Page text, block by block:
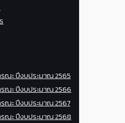
ณะ ปีงบประมาณ 2565
ณะ ปีงบประมาณ 2566
ณะ ปีงบประมาณ 2567
ณะ ปีงบประมาณ 2568